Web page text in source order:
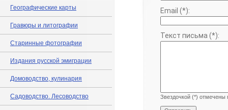
Географические карты
Гравюры и литографии
Старинные фотографии
Издания русской эмиграции
Домоводство, кулинария
Садоводство. Лесоводство
Email (*):
Текст письма (*):
Звездочкой (*) отмечены